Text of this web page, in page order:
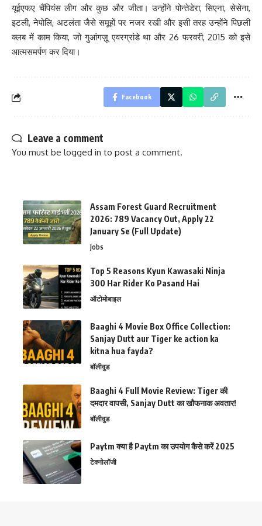
यूईएफए चैंपियंस लीग और कुछ और जीता। उन्होंने पोन्तेडेरा, सिएना, सेसेना,
इटली, नेपोलि, अटलंता जैसे समूहों पर नजर रखी और इसी तरह उन्होंने पिछली
क्लब में काम किया, जो गुआंगज़ू एवरग्रांडे था और 26 फरवरी, 2015 को इसे
आत्मसमर्पण कर दिया।
Facebook
Leave a comment
You must be logged in to post a comment.
Assam Forest Guard Recruitment
2026: 789 Vacancy Out, Apply 22
January Se (Full Update)
Jobs
Top 5 Reasons Kyun Kawasaki Ninja
300 Har Rider Ko Pasand Hai
ऑटोमोबाइल
Baaghi 4 Movie Box Office Collection:
Sanjay Dutt aur Tiger ke action ka
kitna hua fayda?
बॉलीवुड
Baaghi 4 Full Movie Review: Tiger की
दमदार वापसी, Sanjay Dutt का खौफनाक अवतार!
बॉलीवुड
Paytm क्या है Paytm का उपयोग कैसे करें 2025
टेक्नोलॉजी